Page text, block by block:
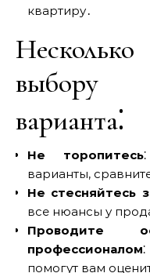
квартиру․
выбору
варианта⁚
Не торопитесь
варианты‚
Не стесняйтесь
все нюансы у
Проводите
профессионалом
помогут вам